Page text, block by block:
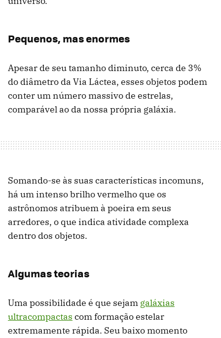
Pequenos, mas enormes
Apesar de seu tamanho diminuto, cerca de 3%
do diâmetro da Via Láctea, esses objetos podem
conter um número massivo de estrelas,
comparável ao da nossa própria galáxia.
Somando-se às suas características incomuns,
há um intenso brilho vermelho que os
astrônomos atribuem à poeira em seus
arredores, o que indica atividade complexa
dentro dos objetos.
Algumas teorias
Uma possibilidade é que sejam galáxias
ultracompactas com formação estelar
extremamente rápida. Seu baixo momento